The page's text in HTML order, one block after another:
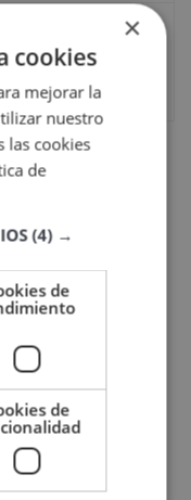
×
cookies
mejorar la
nuestro
las cookies
de
(4) →
de
de